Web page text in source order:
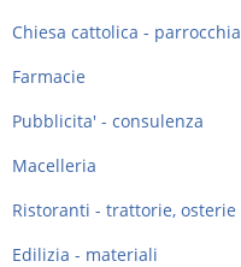
Chiesa cattolica - parrocchia
Farmacie
Pubblicita' - consulenza
Macelleria
Ristoranti - trattorie, osterie
Edilizia - materiali